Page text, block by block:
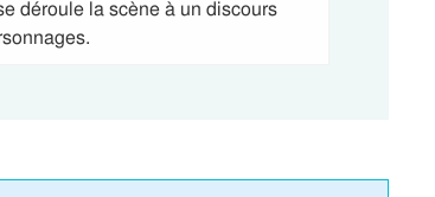
déroule la scène à un discours